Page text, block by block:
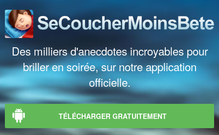
Des milliers d'anecdotes incroyables pour
briller en soirée, sur notre application
officielle.
TÉLÉCHARGER GRATUITEMENT